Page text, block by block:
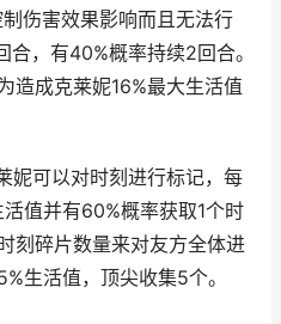
伤害效果影响而且无法行
，有40%概率持续2回合。
造成克莱妮16%最大生活值
可以对时刻进行标记，每
值并有60%概率获取1个时
刻碎片数量来对友方全体进
生活值，顶尖收集5个。